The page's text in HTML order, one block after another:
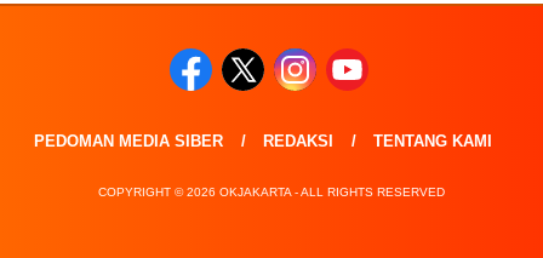
PEDOMAN MEDIA SIBER REDAKSI TENTANG KAMI
COPYRIGHT © 2026 OKJAKARTA - ALL RIGHTS RESERVED